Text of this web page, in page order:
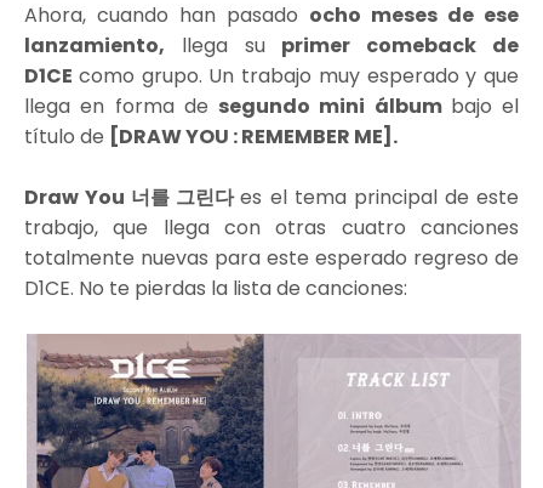
Ahora, cuando han pasado ocho meses de ese
lanzamiento, llega su primer comeback de
D1CE como grupo. Un trabajo muy esperado y que
llega en forma de segundo mini álbum bajo el
título de [DRAW YOU : REMEMBER ME].
Draw You 너를 그린다es el tema principal de este
trabajo, que llega con otras cuatro canciones
totalmente nuevas para este esperado regreso de
D1CE. No te pierdas la lista de canciones: